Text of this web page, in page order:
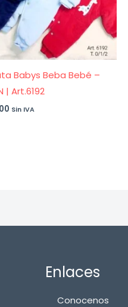
Babys Beba Bebé –
| Art.6192
Sin IVA
Enlaces
Conocenos